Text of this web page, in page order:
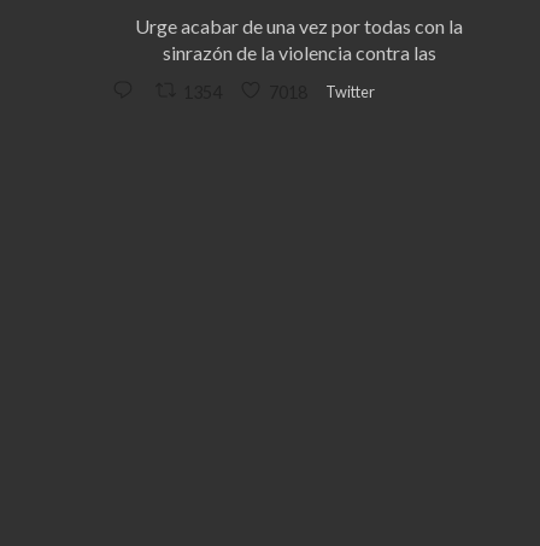
Urge acabar de una vez por todas con la
sinrazón de la violencia contra las
Twitter